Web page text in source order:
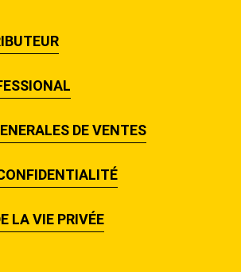
DE VENTES
LA VIE PRIVÉE